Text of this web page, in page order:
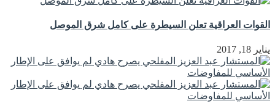
القوات العراقية تعلن السيطرة على كامل شرق الموصل
يناير 18, 2017